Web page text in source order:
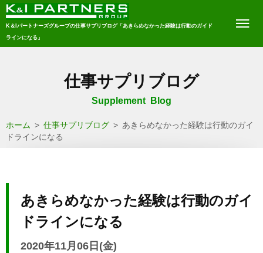
K＆Iパートナーズグループの仕事サプリブログ「あきらめなかった経験は行動のガイド
ラインになる」
仕事サプリブログ
Supplement Blog
ホーム > 仕事サプリブログ > あきらめなかった経験は行動のガイ
ドラインになる
あきらめなかった経験は行動のガイ
ドラインになる
2020年11月06日(金)